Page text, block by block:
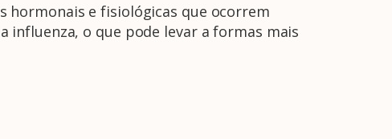
hormonais e fisiológicas que ocorrem
influenza, o que pode levar a formas mais